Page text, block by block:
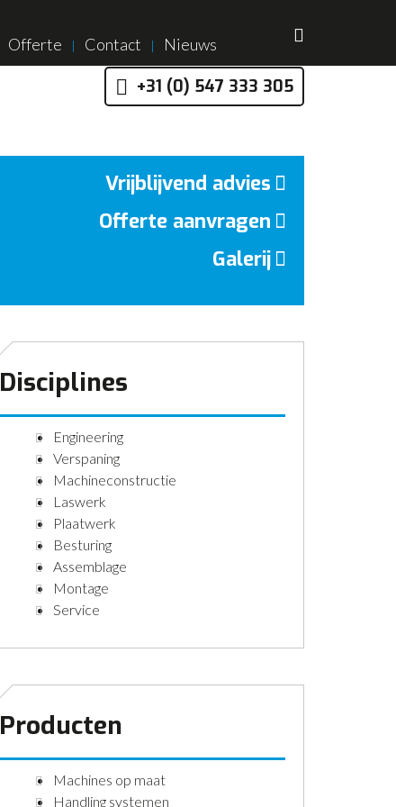
Offerte Contact Nieuws
+31 (0) 547 333 305
Vrijblijvend advies
Offerte aanvragen
Galerij
Disciplines
Engineering
Verspaning
Machineconstructie
Laswerk
Plaatwerk
Besturing
Assemblage
Montage
Service
Producten
Machines op maat
Handling systemen